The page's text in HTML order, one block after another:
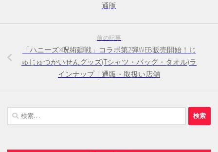
通販
前の記事
「ハニーズ×呪術廻戦」コラボ第2弾WEB販売開始！じ
ゅじゅつかいせんグッズ(Tシャツ・バッグ・タオル)ラ
インナップ｜通販・取扱い店舗
検
索: